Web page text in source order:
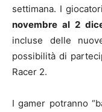
settimana. I
novembre al 2
incluse delle
possibilità di
Racer 2.
I gamer potranno